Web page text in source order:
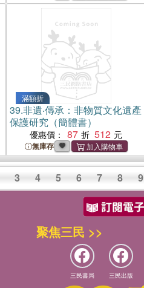
滿額折
39.非遺‧傳承：非物質文化遺產
保護研究（簡體書）
優惠價： 87 512
無庫存
3 4 5 6 7 8 9
聚焦三民 >>
三民書局 三民出版